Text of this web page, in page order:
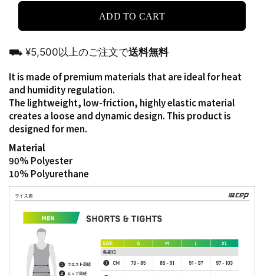
ADD TO CART
⛟ ¥5,500以上のご注文で送料無料
It is made of premium materials that are ideal for heat
and humidity regulation.
The lightweight, low-friction, highly elastic material
creates a loose and dynamic design. This product is
designed for men.
Material
90% Polyester
10% Polyurethane